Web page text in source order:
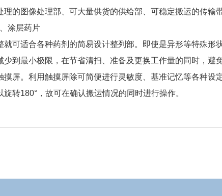
理的图像处理部、可大量供货的供给部、可稳定搬运的传输
涂层药片
就可适合各种药剂的简易设计整列部。即使是异形等特殊形
少到最小极限，在节省清扫、准备及更换工作量的同时，避
摸屏。利用触摸屏除可简便进行灵敏度、基准记忆等各种设
旋转180°，故可在确认搬运情况的同时进行操作。
文件名称